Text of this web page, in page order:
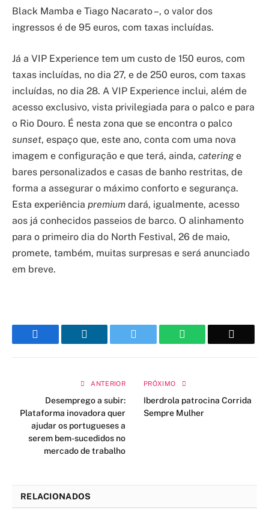
Black Mamba e Tiago Nacarato –, o valor dos
ingressos é de 95 euros, com taxas incluídas.
Já a VIP Experience tem um custo de 150 euros, com
taxas incluídas, no dia 27, e de 250 euros, com taxas
incluídas, no dia 28. A VIP Experience inclui, além de
acesso exclusivo, vista privilegiada para o palco e para
o Rio Douro. É nesta zona que se encontra o palco
sunset, espaço que, este ano, conta com uma nova
imagem e configuração e que terá, ainda, cateringe
bares personalizados e casas de banho restritas, de
forma a assegurar o máximo conforto e segurança.
Esta experiência premium dará, igualmente, acesso
aos já conhecidos passeios de barco. O alinhamento
para o primeiro dia do North Festival, 26 de maio,
promete, também, muitas surpresas e será anunciado
em breve.
WhatsApp
ANTERIOR
Desemprego a subir:
Plataforma inovadora quer
ajudar os portugueses a
serem bem-sucedidos no
mercado de trabalho
PRÓXIMO
Iberdrola patrocina Corrida
Sempre Mulher
RELACIONADOS